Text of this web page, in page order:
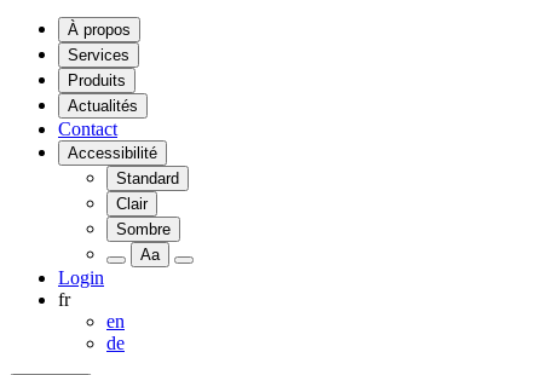
À propos
Services
Produits
Actualités
Contact
Accessibilité
Standard
Clair
Sombre
Aa
Login
fr
en
de